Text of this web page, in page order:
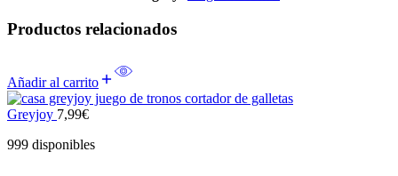
Productos relacionados
Añadir al carrito
Greyjoy 7,99€
999 disponibles